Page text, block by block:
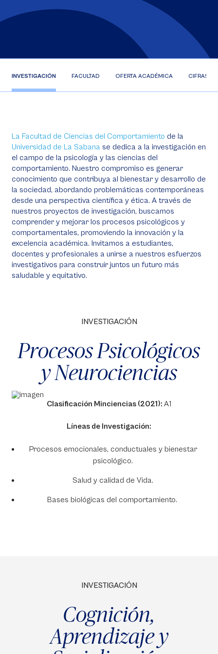
INVESTIGACIÓN FACULTAD OFERTA ACADÉMICA CIFRAS
La Facultad de Ciencias del Comportamiento de la
Universidad de La Sabana se dedica a la investigación en
el campo de la psicología y las ciencias del
comportamiento. Nuestro compromiso es generar
conocimiento que contribuya al bienestar y desarrollo de
la sociedad, abordando problemáticas contemporáneas
desde una perspectiva científica y ética. A través de
nuestros proyectos de investigación, buscamos
comprender y mejorar los procesos psicológicos y
comportamentales, promoviendo la innovación y la
excelencia académica. Invitamos a estudiantes,
docentes y profesionales a unirse a nuestros esfuerzos
investigativos para construir juntos un futuro más
saludable y equitativo.
INVESTIGACIÓN
Procesos Psicológicos
y Neurociencias
Clasificación Minciencias (2021): A1
Líneas de Investigación:
Procesos emocionales, conductuales y bienestar
psicológico.
Salud y calidad de Vida.
Bases biológicas del comportamiento.
INVESTIGACIÓN
Cognición,
Aprendizaje y